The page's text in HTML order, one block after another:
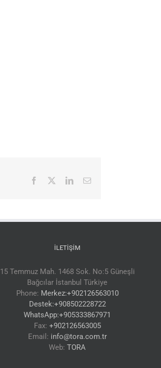
Facebook LinkedIn
E-
İLETIŞIM
15 Temmuz Mah. 1468 Sok. No:5 Güneşli
Bağcılar İstanbul Türkiye
Phone: Merkez:+902126563010
Destek:+908502228722
WhatsApp:+905333867971
Fax: +902126563005
Email: info@tora.com.tr
Web: TORA